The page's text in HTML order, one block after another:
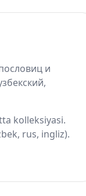
и
kolleksiyasi.
rus, ingliz).